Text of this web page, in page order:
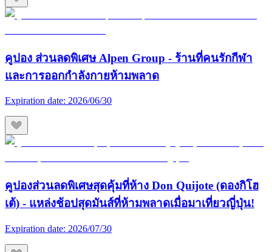
คูปอง ส่วนลดพิเศษ Alpen Group - ร้านที่คนรักกีฬา
และการออกกำลังกายห้ามพลาด
Expiration date: 2026/06/30
คูปองส่วนลดพิเศษสุดคุ้มที่ห้าง Don Quijote (ดองกิโฮ
เต้) - แหล่งช้อปสุดมันส์ที่ห้ามพลาดเมื่อมาเที่ยวญี่ปุ่น!
Expiration date: 2026/07/30